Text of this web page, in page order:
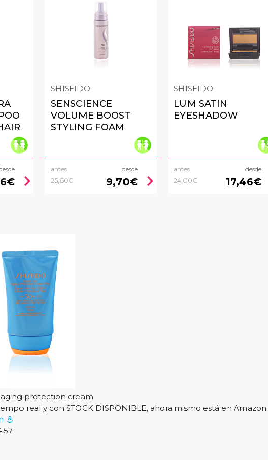
chevron_right
SHISEIDO
SENSCIENCE
VOLUME BOOST
STYLING FOAM
antes
25,60€
desde
9,70€ chevron_right
SHISEIDO
LUM SATIN
EYESHADOW
antes
24,00€
desde
17,46€
protection cream
real y con STOCK DISPONIBLE, ahora mismo está en Amazon.